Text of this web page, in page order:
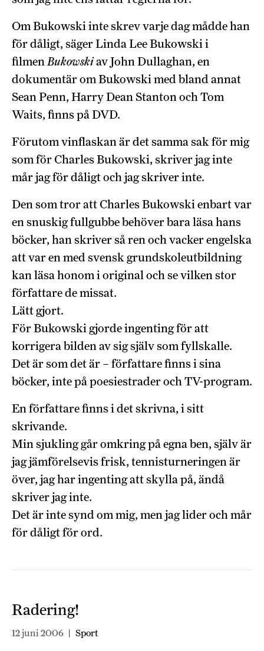
Om Bukowski inte skrev varje dag mådde han
för dåligt, säger Linda Lee Bukowski i
filmenBukowskiav John Dullaghan, en
dokumentär om Bukowski med bland annat
Sean Penn, Harry Dean Stanton och Tom
Waits, finns på DVD.
Förutom vinflaskan är det samma sak för mig
som för Charles Bukowski, skriver jag inte
mår jag för dåligt och jag skriver inte.
Den som tror att Charles Bukowski enbart var
en snuskig fullgubbe behöver bara läsa hans
böcker, han skriver så ren och vacker engelska
att var en med svensk grundskoleutbildning
kan läsa honom i original och se vilken stor
författare de missat.
Lätt gjort.
För Bukowski gjorde ingenting för att
korrigera bilden av sig själv som fyllskalle.
Det är som det är – författare finns i sina
böcker, inte på poesiestrader och TV-program.
En författare finns i det skrivna, i sitt
skrivande.
Min sjukling går omkring på egna ben, själv är
jag jämförelsevis frisk, tennisturneringen är
över, jag har ingenting att skylla på, ändå
skriver jag inte.
Det är inte synd om mig, men jag lider och mår
för dåligt för ord.
Radering!
12 juni 2006 | Sport